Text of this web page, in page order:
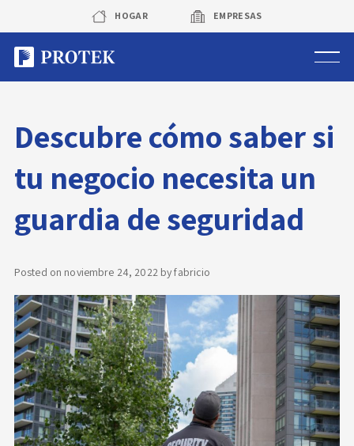
content
HOGAR EMPRESAS
Sistema de cámaras
Rastreo vehicular GPS
Protek Personas
Corredora de seguros
Sobre Protek
Trabaja con nosotros
Novedades
Faq
Descubre cómo saber si
tu negocio necesita un
guardia de seguridad
Posted on noviembre 24, 2022byfabricio